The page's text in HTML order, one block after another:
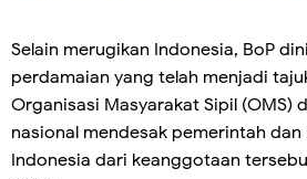
Selain merugikan Indonesia, BoP
perdamaian yang telah menjadi
Organisasi Masyarakat Sipil (OMS)
nasional mendesak pemerintah dan
Indonesia dari keanggotaan